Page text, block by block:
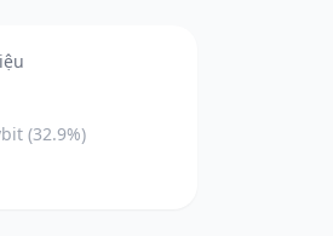
(32.9%)